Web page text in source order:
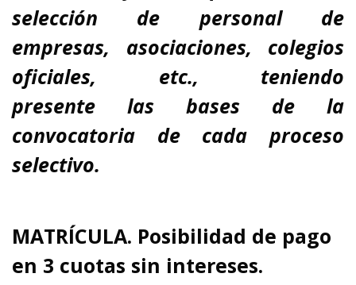
selección de personal de
empresas, asociaciones, colegios
oficiales, etc., teniendo
presente las bases de la
convocatoria de cada proceso
selectivo.
MATRÍCULA. Posibilidad de pago
en 3 cuotas sin intereses.